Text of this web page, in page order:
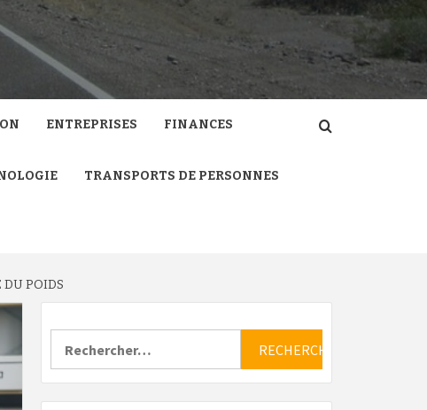
ENTREPRISES FINANCES
TRANSPORTS DE PERSONNES
DU POIDS